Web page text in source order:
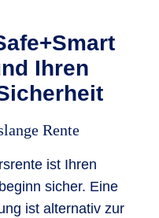
Ihren
Rente
ist Ihren
sicher. Eine
ist alternativ zur